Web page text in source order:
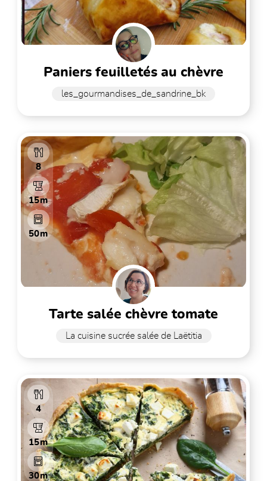
paniers feuilletés au chèvre
les_gourmandises_de_sandrine_bk
8
15m
50m
tarte salée chèvre tomate
La cuisine sucrée salée de Laëtitia
4
15m
30m